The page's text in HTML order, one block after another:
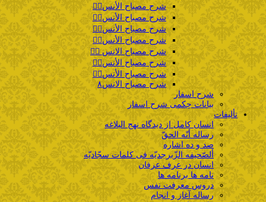
شرح مصباح الأنس۱️⃣
شرح مصباح الأنس۲️⃣
شرح مصباح الأنس۳️⃣
شرح مصباح الأنس۴️⃣
شرح مصباح الانس ۵️⃣
شرح مصباح الأنس۶️⃣
شرح مصباح الأنس۷️⃣
شرح مصباح الانس۸
شرح اسفار
بیانات حِکمی شرح اسفار
تألیفات
انسان کامل از دیدگاه نهج البلاغه
رساله أنّه الحقّ
صد و ده اشاره
ألصّحیفه الزّبرجدیّه فی کلمات سجّادیّه
انسان در عرف عرفان
نامه ها برنامه ها
دروس معرفت نفس
رساله آغاز و انجام